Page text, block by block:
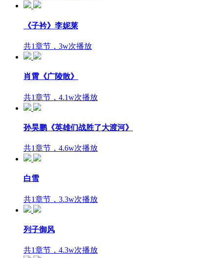
《子衿》李妮莱
共1章节，3w次播放
肖霄《广陵散》
共1章节，4.1w次播放
孙昊鹏《英雄们战胜了大渡河》
共1章节，4.6w次播放
白雪
共1章节，3.3w次播放
列子御风
共1章节，4.3w次播放